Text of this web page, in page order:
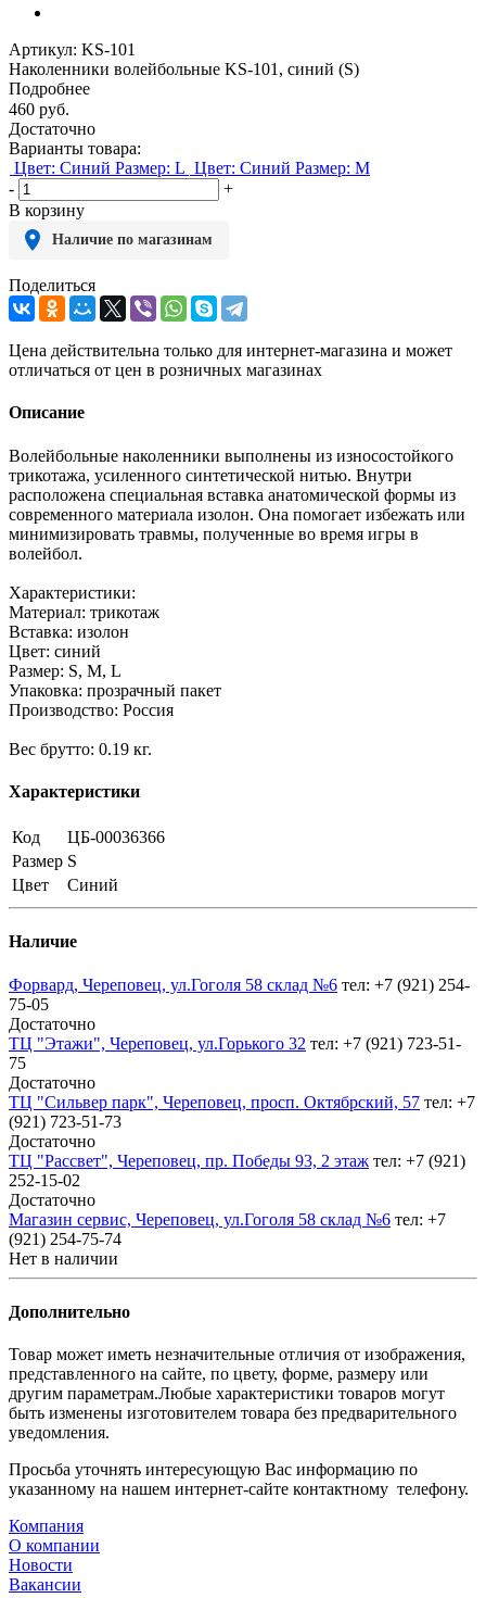
Артикул: KS-101
Наколенники волейбольные KS-101, синий (S)
Подробнее
460 руб.
Достаточно
Варианты товара:
Цвет: Синий Размер: L Цвет: Синий Размер: M
-
+
В корзину
Наличие по магазинам
Поделиться
Цена действительна только для интернет-магазина и может
отличаться от цен в розничных магазинах
Описание
Волейбольные наколенники выполнены из износостойкого
трикотажа, усиленного синтетической нитью. Внутри
расположена специальная вставка анатомической формы из
современного материала изолон. Она помогает избежать или
минимизировать травмы, полученные во время игры в
волейбол.
Характеристики:
Материал: трикотаж
Вставка: изолон
Цвет: синий
Размер: S, M, L
Упаковка: прозрачный пакет
Производство: Россия
Вес брутто: 0.19 кг.
Характеристики
Код
ЦБ-00036366
Размер S
Цвет
Синий
Наличие
Форвард, Череповец, ул.Гоголя 58 склад №6 тел: +7 (921) 254-
75-05
Достаточно
ТЦ "Этажи", Череповец, ул.Горького 32 тел: +7 (921) 723-51-
75
Достаточно
ТЦ "Сильвер парк", Череповец, просп. Октябрский, 57 тел: +7
(921) 723-51-73
Достаточно
ТЦ "Рассвет", Череповец, пр. Победы 93, 2 этаж тел: +7 (921)
252-15-02
Достаточно
Магазин сервис, Череповец, ул.Гоголя 58 склад №6 тел: +7
(921) 254-75-74
Нет в наличии
Дополнительно
Товар может иметь незначительные отличия от изображения,
представленного на сайте, по цвету, форме, размеру или
другим параметрам.Любые характеристики товаров могут
быть изменены изготовителем товара без предварительного
уведомления.
Просьба уточнять интересующую Вас информацию по
указанному на нашем интернет-сайте контактному телефону.
Компания
О компании
Новости
Вакансии